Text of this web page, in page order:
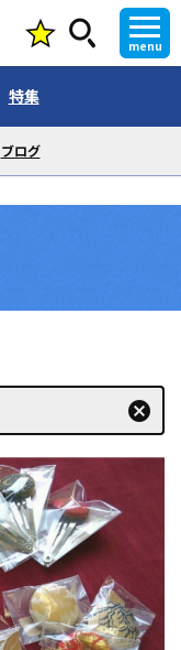
menu
特集
ブログ
cancel